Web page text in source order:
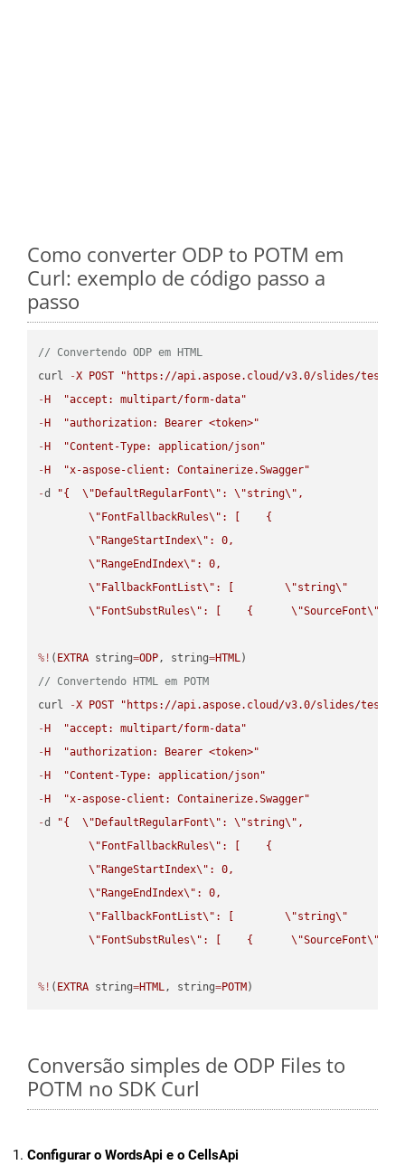
Como converter ODP to POTM em
Curl: exemplo de código passo a
passo
// Convertendo ODP em HTML
curl
-X POST
"https://api.aspose.cloud/v3.0/slides/test-
- H
"accept: multipart/form-data"
- H
"authorization: Bearer <token>"
- H
"Content-Type: application/json"
- H
"x-aspose-client: Containerize.Swagger"
-d "{ \" DefaultRegularFont\" : \"string\" ,
\" FontFallbackRules\" : [    {
\" RangeStartIndex\" : 0,
\" RangeEndIndex\" : 0,
\" FallbackFontList\" : [ \"string\"
\" FontSubstRules\" : [    { \"SourceFont\"
%! ( EXTRA string=ODP, string=HTML
// Convertendo HTML em POTM
curl
-X POST
"https://api.aspose.cloud/v3.0/slides/test-
- H
"accept: multipart/form-data"
- H
"authorization: Bearer <token>"
- H
"Content-Type: application/json"
- H
"x-aspose-client: Containerize.Swagger"
-d "{ \" DefaultRegularFont\" : \"string\" ,
\" FontFallbackRules\" : [    {
\" RangeStartIndex\" : 0,
\" RangeEndIndex\" : 0,
\" FallbackFontList\" : [ \"string\"
\" FontSubstRules\" : [    { \"SourceFont\"
%! ( EXTRA string=HTML, string=POTM )
Conversão simples de ODP Files to
POTM no SDK Curl
Configurar o WordsApi e o CellsApi